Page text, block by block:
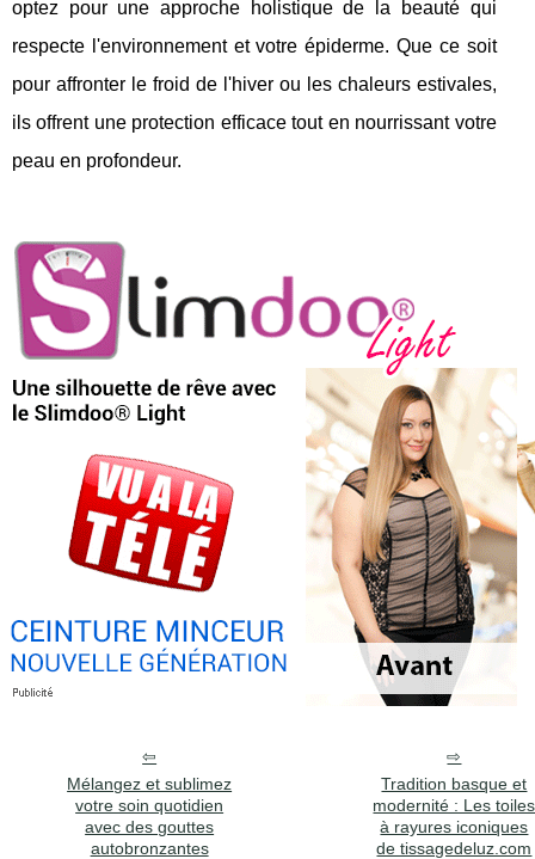
optez pour une approche holistique de la beauté qui
respecte l'environnement et votre épiderme. Que ce soit
pour affronter le froid de l'hiver ou les chaleurs estivales,
ils offrent une protection efficace tout en nourrissant votre
peau en profondeur.
Mélangez et sublimez
votre soin quotidien
avec des gouttes
autobronzantes
Tradition basque et
modernité : Les toiles
à rayures iconiques
de tissagedeluz.com